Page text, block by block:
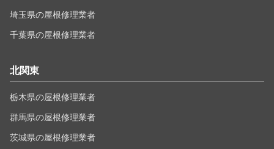
埼玉県の屋根修理業者
千葉県の屋根修理業者
北関東
栃木県の屋根修理業者
群馬県の屋根修理業者
茨城県の屋根修理業者